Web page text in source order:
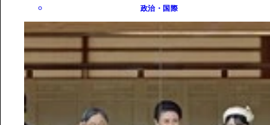
政治・国際